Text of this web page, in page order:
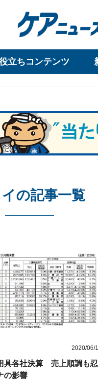
立ちコンテンツ
の記事一覧
2020/06/
具各社決算 売上順調も忍
の影響